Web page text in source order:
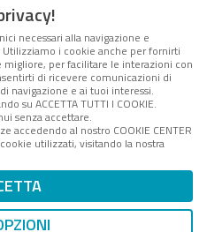
telematica iscritta
del Tribunale di Roma -
- Direttore resp. Michela
a Direzione e
S.p.A. - FPA s.r.l.
il sistema di management
10693191008 - R.E.A. Roma
ISP AWS
del sito
necessari alla navigazione e
i cookie anche per fornirti
migliore, per facilitare le interazioni con
di ricevere comunicazioni di
navigazione e ai tuoi interessi.
su ACCETTA TUTTI I COOKIE.
senza accettare.
accedendo al nostro COOKIE CENTER
utilizzati, visitando la nostra